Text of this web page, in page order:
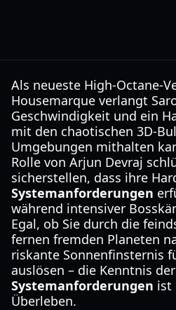
Als neueste High-Octane-
Housemarque verlangt
Geschwindigkeit und ein
mit den chaotischen 3D-
Umgebungen mithalten
Rolle von Arjun Devraj
sicherstellen, dass ihre
Systemanforderungen
während intensiver
Egal, ob Sie durch die
fernen fremden Planeten
riskante Sonnenfinsternis
auslösen – die Kenntnis der
Systemanforderungen ist
Überleben.